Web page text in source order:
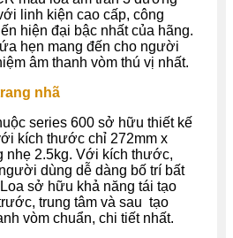
linh kiện cao cấp, công
hiện đại bậc nhất của hãng.
hẹn mang đến cho người
âm thanh vòm thú vị nhất.
nhã
series 600 sở hữu thiết kế
kích thước chỉ 272mm x
nhẹ 2.5kg. Với kích thước,
dùng dễ dàng bố trí bất
sở hữu khả năng tái tạo
trung tâm và sau tạo
vòm chuẩn, chi tiết nhất.